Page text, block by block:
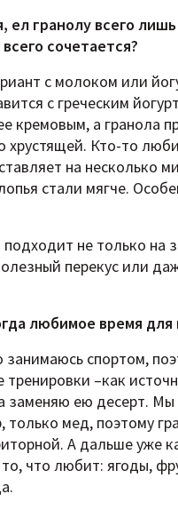
ел гранолу всего лишь
сочетается?
с молоком или
с греческим
кремовым, а гранола
хрустящей. Кто-то
на несколько
стали мягче.
не только на
перекус или
любимое время для
занимаюсь спортом,
тренировки –как
заменяю ею десерт. Мы
только мед, поэтому
А дальше уже
что любит: ягоды,